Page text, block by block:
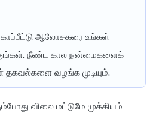
காப்பீட்டு ஆலோசகரை உங்கள்
நீண்ட கால நன்மைகளைக்
வழங்க முடியும்.
விலை மட்டுமே முக்கியம்